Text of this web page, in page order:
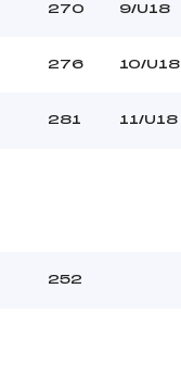
270 9/U18
276 10/U18
281 11/U18
252